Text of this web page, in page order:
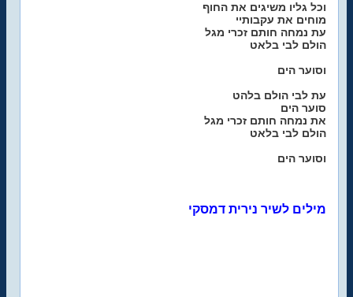
וכל גליו משיגים את החוף
מוחים את עקבותיי
עת נמחה חותם זכרי מגל
הולם לבי בלאט
וסוער הים
עת לבי הולם בלהט
סוער הים
את נמחה חותם זכרי מגל
הולם לבי בלאט
וסוער הים
מילים לשיר נירית דמסקי